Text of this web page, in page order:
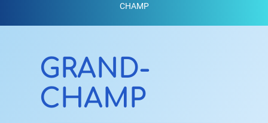
CHAMP
GRAND-
CHAMP